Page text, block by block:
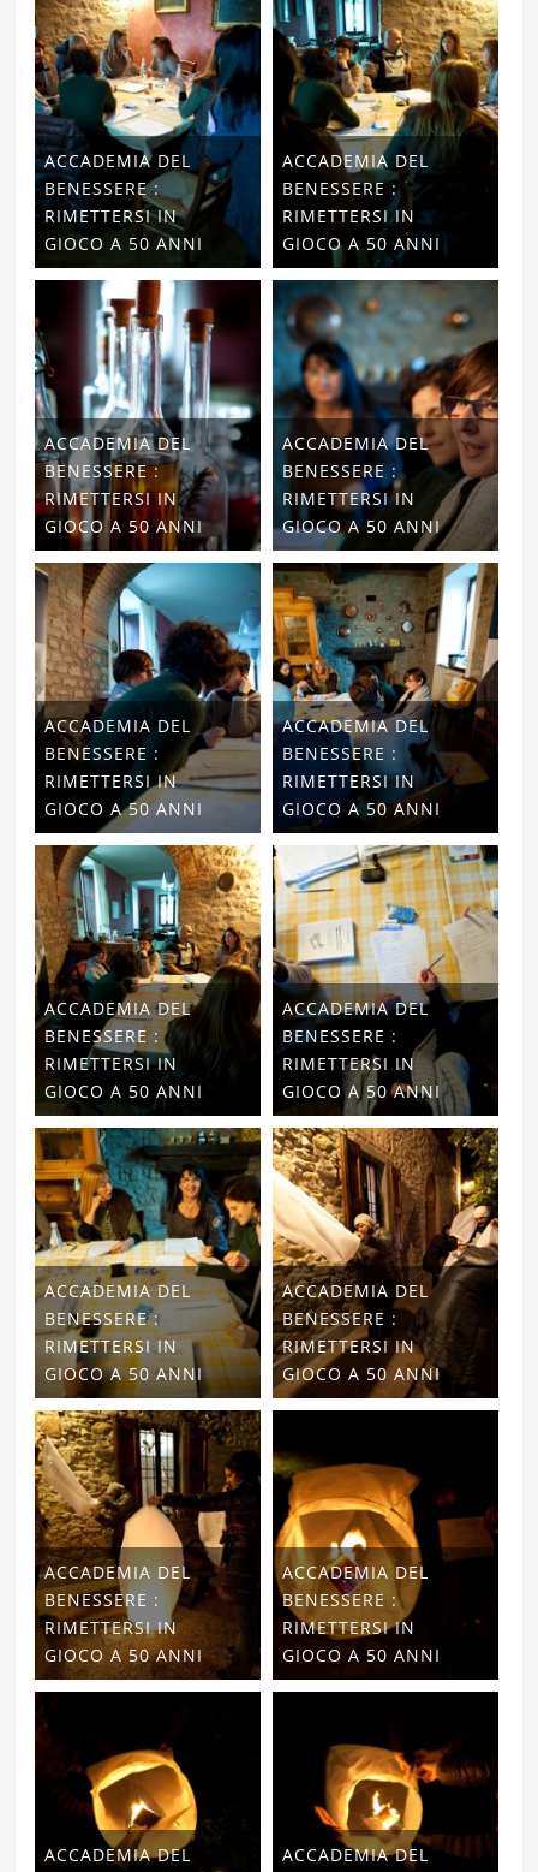
ACCADEMIA DEL
BENESSERE :
RIMETTERSI IN
GIOCO A 50 ANNI
ACCADEMIA DEL
BENESSERE :
RIMETTERSI IN
GIOCO A 50 ANNI
ACCADEMIA DEL
BENESSERE :
RIMETTERSI IN
GIOCO A 50 ANNI
ACCADEMIA DEL
BENESSERE :
RIMETTERSI IN
GIOCO A 50 ANNI
ACCADEMIA DEL
BENESSERE :
RIMETTERSI IN
GIOCO A 50 ANNI
ACCADEMIA DEL
BENESSERE :
RIMETTERSI IN
GIOCO A 50 ANNI
ACCADEMIA DEL
BENESSERE :
RIMETTERSI IN
GIOCO A 50 ANNI
ACCADEMIA DEL
BENESSERE :
RIMETTERSI IN
GIOCO A 50 ANNI
ACCADEMIA DEL
BENESSERE :
RIMETTERSI IN
GIOCO A 50 ANNI
ACCADEMIA DEL
BENESSERE :
RIMETTERSI IN
GIOCO A 50 ANNI
ACCADEMIA DEL
BENESSERE :
RIMETTERSI IN
GIOCO A 50 ANNI
ACCADEMIA DEL
BENESSERE :
RIMETTERSI IN
GIOCO A 50 ANNI
ACCADEMIA DEL
ACCADEMIA DEL